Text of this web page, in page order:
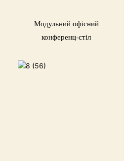
Модульний офісний
конференц-стіл